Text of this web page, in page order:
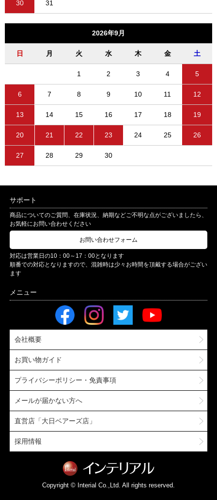
30 31
2026年9月
日 月 火 水 木 金 土
1 2 3 4 5
6 7 8 9 10 11 12
13 14 15 16 17 18 19
20 21 22 23 24 25 26
27 28 29 30
サポート
商品についてのご質問、在庫状況、納期などご不明な点がございましたら、
お気軽にお問い合わせください
お問い合わせフォーム
対応は営業日の10：00～17：00となります
順番での対応となりますので、混雑時は少々お時間を頂戴する場合がござい
ます
会社概要
お買い物ガイド
プライバシーポリシー・免責事項
メールが届かない方へ
直営店「大日ベアーズ店」
採用情報
Copyright © Interial Co.,Ltd. All rights reserved.